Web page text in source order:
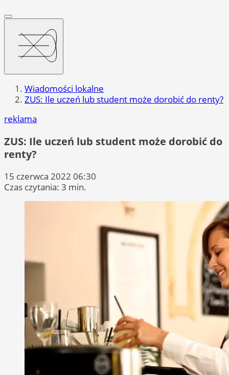
Wiadomości lokalne
ZUS: Ile uczeń lub student może dorobić do renty?
reklama
ZUS: Ile uczeń lub student może dorobić do
renty?
15 czerwca 2022 06:30
Czas czytania: 3 min.